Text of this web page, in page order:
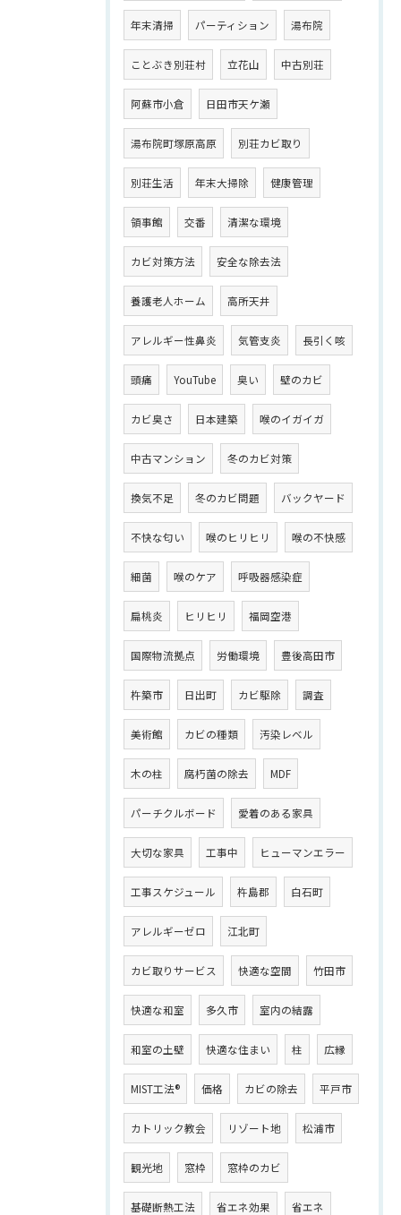
年末清掃 パーティション 湯布院
ことぶき別荘村 立花山 中古別荘
阿蘇市小倉 日田市天ケ瀬
湯布院町塚原高原 別荘カビ取り
別荘生活 年末大掃除 健康管理
領事館 交番 清潔な環境
カビ対策方法 安全な除去法
養護老人ホーム 高所天井
アレルギー性鼻炎 気管支炎 長引く咳
頭痛 YouTube 臭い 壁のカビ
カビ臭さ 日本建築 喉のイガイガ
中古マンション 冬のカビ対策
換気不足 冬のカビ問題 バックヤード
不快な匂い 喉のヒリヒリ 喉の不快感
細菌 喉のケア 呼吸器感染症
扁桃炎 ヒリヒリ 福岡空港
国際物流拠点 労働環境 豊後高田市
杵築市 日出町 カビ駆除 調査
美術館 カビの種類 汚染レベル
木の柱 腐朽菌の除去 MDF
パーチクルボード 愛着のある家具
大切な家具 工事中 ヒューマンエラー
工事スケジュール 杵島郡 白石町
アレルギーゼロ 江北町
カビ取りサービス 快適な空間 竹田市
快適な和室 多久市 室内の結露
和室の土壁 快適な住まい 柱 広縁
MIST工法® 価格 カビの除去 平戸市
カトリック教会 リゾート地 松浦市
観光地 窓枠 窓枠のカビ
基礎断熱工法 省エネ効果 省エネ